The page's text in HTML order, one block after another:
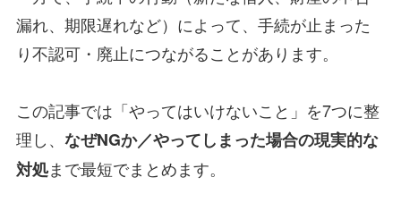
漏れ、期限遅れなど）によって、手続が止まった
り不認可・廃止につながることがあります。
この記事では「やってはいけないこと」を7つに整
理し、 なぜNGか／やってしまった場合の現実的な
対処まで最短でまとめます。